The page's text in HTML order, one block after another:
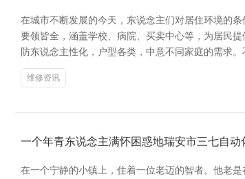
在城市不断发展的今天，东说念主们对居住环境的
要领皆全，涵盖学校、病院、买卖中心等，为居民
防东说念主性化，户型各类，中意不同家庭的需求
维修资讯
一个年青东说念主满怀困惑地瑞安市三七自
在一个宁静的小镇上，住着一位老迈的智者。他老